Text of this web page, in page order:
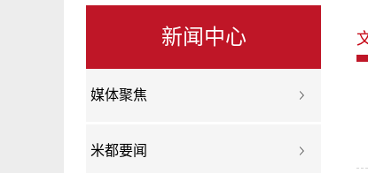
新闻中心
媒体聚焦
米都要闻